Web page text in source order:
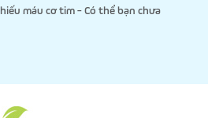
máu cơ tim - Có thể bạn chưa